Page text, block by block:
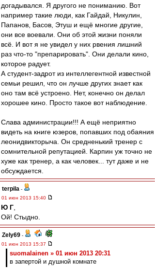
догадывался. Я другого не пониманию. Вот
например такие люди, как Гайдай, Никулин,
Папанов, Басов, Этуш и ещё многие другие,
они все воевали. Они об этой жизни поняли
всё. И вот я не увидел у них рвения лишний
раз что-то "препарировать". Они делали кино,
которое радует.
А студент-задрот из интеллегентной известной
семьи решил, что он лучше других знает как
оно там всё устроено. Нет, конечно он делал
хорошее кино. Просто такое вот наблюдение.
Слава администрации!!! А ещё неприятно
видеть на книге юзеров, попавших под обаяния
леонидвикторыча. Он средненький тренер с
сомнительной репутацией. Карпин уж точно не
хуже как тренер, а как человек... тут даже и не
обсуждается.
terpila -
01 июн 2013 15:40
Ю Г
Ой! Стыдно.
Zely69 -
01 июн 2013 15:37
suomalainen » 01 июн 2013 20:31
в запертой и душной комнате